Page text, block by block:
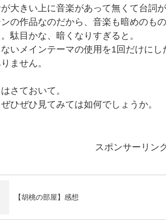
大きい上に音楽があって無くて台詞
の作品なのだから、音楽も暗めのも
駄目かな、暗くなりすぎると。
いメインテーマの使用を1回だけに
ません。
さておいて。
ひぜひ見てみては如何でしょうか。
スポンサーリン
【胡桃の部屋】感想